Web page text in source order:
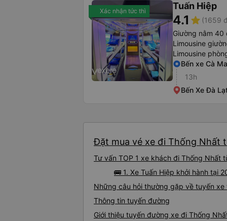
Xác nhận tức thì Tuấn Hiệp
4.1 star (1659
Giường nằm 40
Limousine
Limousine
Bến xe Cà
13h
Bến Xe Đà
Đặt mua vé xe đi Thống Nhất
Tư vấn TOP 1 xe khách đi Thống Nhất
🚌 1. Xe Tuấn Hiệp khởi hành tại
Những câu hỏi thường gặp về tuyến
Thông tin tuyến đường
Giới thiệu tuyến đường xe đi Thống